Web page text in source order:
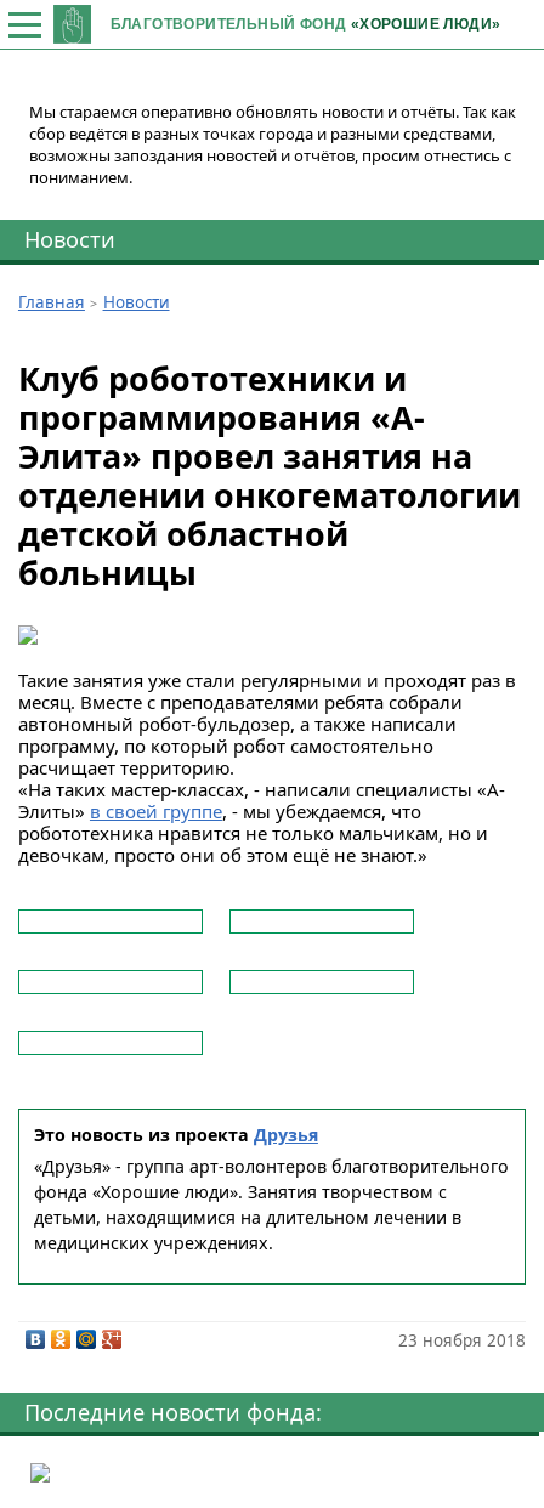
БЛАГОТВОРИТЕЛЬНЫЙ ФОНД «ХОРОШИЕ ЛЮДИ»
Мы стараемся оперативно обновлять новости и отчёты. Так как
сбор ведётся в разных точках города и разными средствами,
возможны запоздания новостей и отчётов, просим отнестись с
пониманием.
Новости
Главная Новости
Клуб робототехники и
программирования «А-
Элита» провел занятия на
отделении онкогематологии
детской областной
больницы
Такие занятия уже стали регулярными и проходят раз в
месяц. Вместе с преподавателями ребята собрали
автономный робот-бульдозер, а также написали
программу, по который робот самостоятельно
расчищает территорию.
«На таких мастер-классах, - написали специалисты «А-
Элиты» в своей группе, - мы убеждаемся, что
робототехника нравится не только мальчикам, но и
девочкам, просто они об этом ещё не знают.»
Это новость из проекта Друзья
«Друзья» - группа арт-волонтеров благотворительного
фонда «Хорошие люди». Занятия творчеством с
детьми, находящимися на длительном лечении в
медицинских учреждениях.
23 ноября 2018
Последние новости фонда: